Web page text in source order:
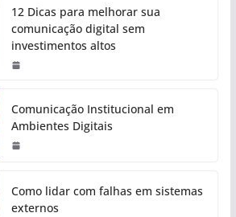
12 Dicas para melhorar sua
comunicação digital sem
investimentos altos
Comunicação Institucional em
Ambientes Digitais
Como lidar com falhas em sistemas
externos